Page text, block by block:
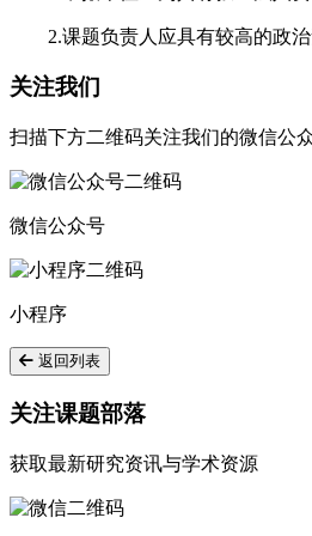
2.课题负责人应具有较高的政
关注我们
扫描下方二维码关注我们的微信公
微信公众号
小程序
返回列表
关注课题部落
获取最新研究资讯与学术资源